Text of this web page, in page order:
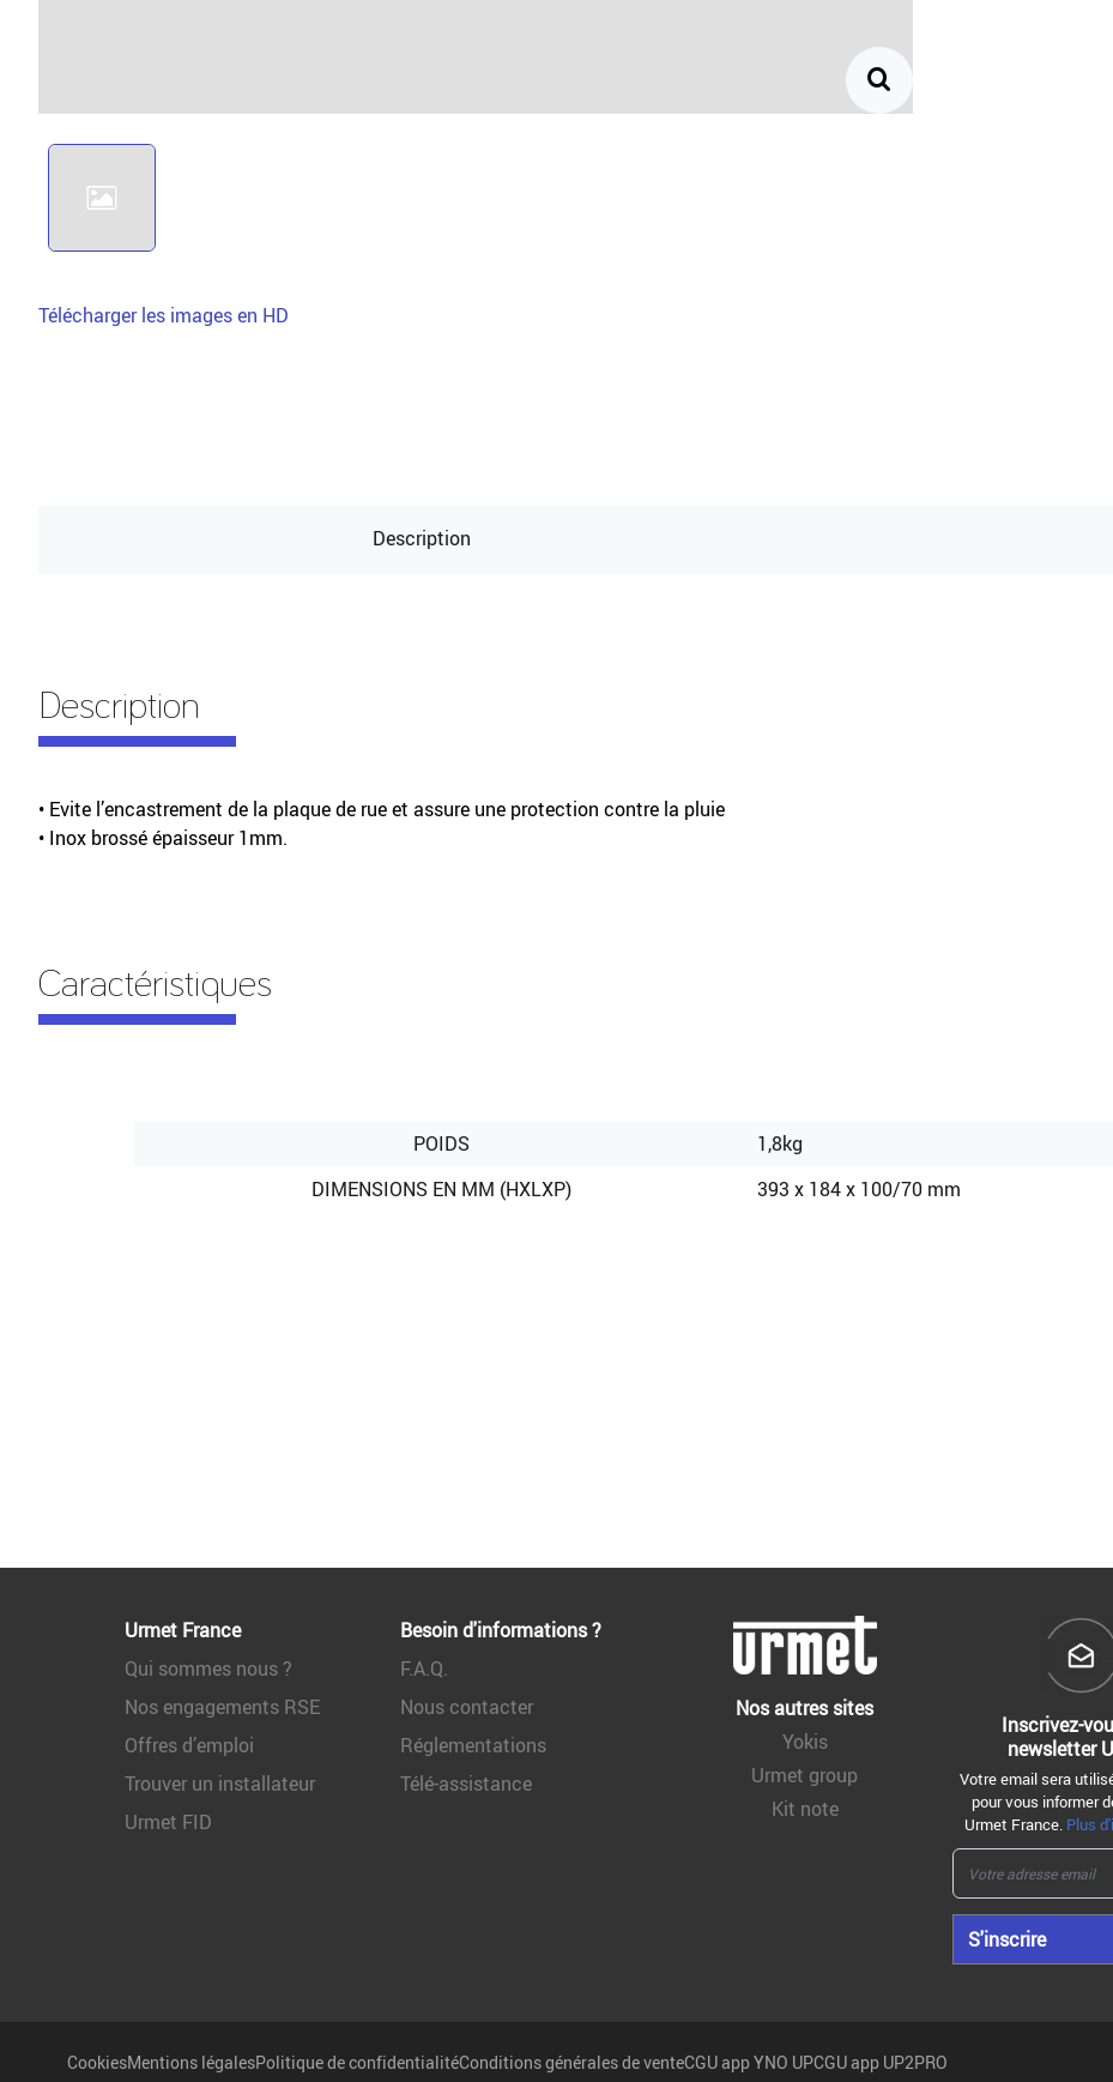
Télécharger les images en HD
Description
Description
• Evite l’encastrement de la plaque de rue et assure une protection contre la pluie
• Inox brossé épaisseur 1mm.
Caractéristiques
POIDS
1,8kg
DIMENSIONS EN MM (HXLXP)
393 x 184 x 100/70 mm
Urmet France
Qui sommes nous ?
Nos engagements RSE
Offres d’emploi
Trouver un installateur
Urmet FID
Besoin d'informations ?
F.A.Q.
Nous contacter
Réglementations
Télé-assistance
Nos autres sites
Yokis
Urmet group
Kit note
Inscrivez-
newsletter
Votre email sera
pour vous informer
Urmet France. Plus
S'inscrire
CookiesMentions légalesPolitique de confidentialitéConditions générales de venteCGU app YNO UPCGU app UP2PRO